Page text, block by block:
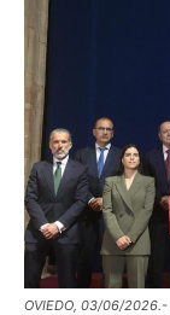
OVIEDO, 03/06/